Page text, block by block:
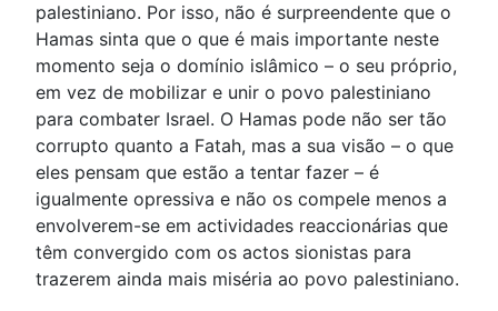
palestiniano. Por isso, não é surpreendente que o
Hamas sinta que o que é mais importante neste
momento seja o domínio islâmico – o seu próprio,
em vez de mobilizar e unir o povo palestiniano
para combater Israel. O Hamas pode não ser tão
corrupto quanto a Fatah, mas a sua visão – o que
eles pensam que estão a tentar fazer – é
igualmente opressiva e não os compele menos a
envolverem-se em actividades reaccionárias que
têm convergido com os actos sionistas para
trazerem ainda mais miséria ao povo palestiniano.